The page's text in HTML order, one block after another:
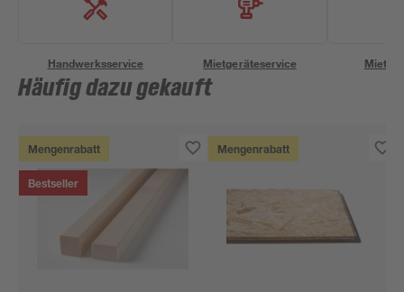
Handwerksservice Mietgeräteservice
Häufig dazu gekauft
Mengenrabatt
Bestseller
Mengenrabatt